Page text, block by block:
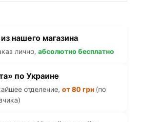
нашего магазина
лично, абсолютно бесплатно
по Украине
отделение, от 80 грн (по